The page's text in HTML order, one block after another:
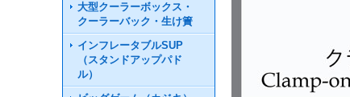
大型クーラーボックス・
クーラーバック・生け簀
インフレータブルSUP
（スタンドアップパド
ル）